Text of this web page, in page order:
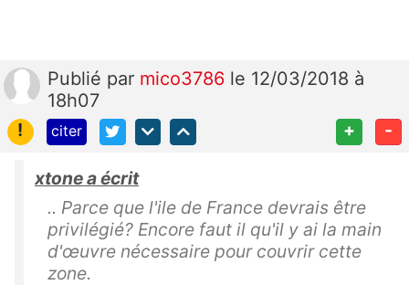
Publié par mico3786 le 12/03/2018 à
18h07
!
citer + -
xtone a écrit
.. Parce que l'ile de France devrais être
privilégié? Encore faut il qu'il y ai la main
d'œuvre nécessaire pour couvrir cette
zone.